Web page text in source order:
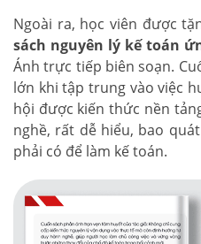
Ngoài ra, học viên được
sách nguyên lý kế toán
Ánh trực tiếp biên soạn.
lớn khi tập trung vào việc
hội được kiến thức nền
nghề, rất dễ hiểu, bao
phải có để làm kế toán.